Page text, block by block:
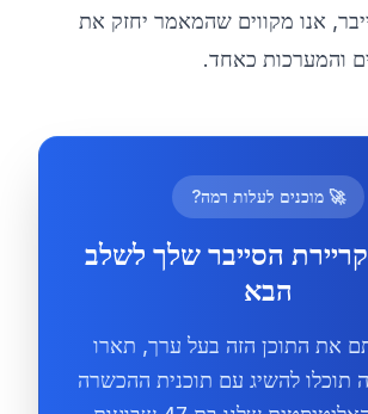
אנו מקווים שהמאמר יחזק את
והמערכות כאחד.
🚀 מוכנים לעלות רמה?
הסייבר שלך לשלב
הבא
את התוכן הזה בעל ערך, תארו
תוכלו להשיג עם תוכנית ההכשרה